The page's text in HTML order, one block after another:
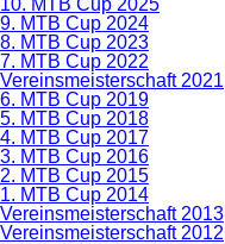
10. MTB Cup 2025
9. MTB Cup 2024
8. MTB Cup 2023
7. MTB Cup 2022
Vereinsmeisterschaft 2021
6. MTB Cup 2019
5. MTB Cup 2018
4. MTB Cup 2017
3. MTB Cup 2016
2. MTB Cup 2015
1. MTB Cup 2014
Vereinsmeisterschaft 2013
Vereinsmeisterschaft 2012